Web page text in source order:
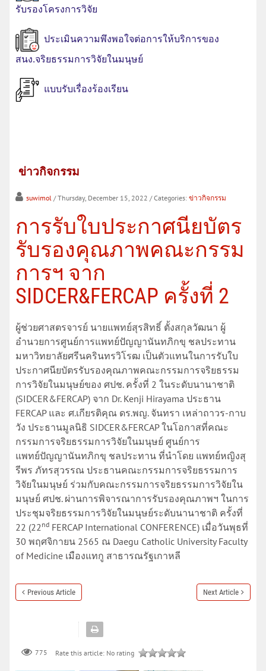
รับรองโครงการวิจัย
ประเมินความพึงพอใจต่อการให้บริการของ
สนง.จริยธรรมการวิจัยในมนุษย์
แบบรับเรื่องร้องเรียน
ข่าวกิจกรรม
suwimol / Thursday, December 15, 2022 / Categories: ข่าวกิจกรรม
การรับใบประกาศนียบัตร
รับรองคุณภาพคณะกรรม
การฯ จาก
SIDCER&FERCAP ครั้งที่ 2
ผู้ช่วยศาสตรจารย์ นายแพทย์สุรสิทธิ์ ตั้งสกุลวัฒนา ผู้
อำนวยการศูนย์การแพทย์ปัญญานันทภิกขุ ชลประทาน
มหาวิทยาลัยศรีนครินทรวิโรฒ เป็นตัวแทนในการรับใบ
ประกาศนียบัตรรับรองคุณภาพคณะกรรมการจริยธรรม
การวิจัยในมนุษย์ของ ศปช. ครั้งที่ 2 ในระดับนานาชาติ
(SIDCER&FERCAP) จาก Dr. Kenji Hirayama ประธาน
FERCAP และ ศ.เกียรติคุณ ดร.พญ. จันทรา เหล่าถาวร-กาบ
วัง ประธานมูลนิธิ SIDCER&FERCAP ในโอกาสที่คณะ
กรรมการจริยธรรมการวิจัยในมนุษย์ ศูนย์การ
แพทย์ปัญญานันทภิกขุ ชลประทาน ที่นำโดย แพทย์หญิงสุ
รีพร ภัทรสุวรรณ ประธานคณะกรรมการจริยธรรมการ
วิจัยในมนุษย์ ร่วมกับคณะกรรมการจริยธรรมการวิจัยใน
มนุษย์ ศปช. ผ่านการพิจารณาการรับรองคุณภาพฯ ในการ
ประชุมจริยธรรมการวิจัยในมนุษย์ระดับนานาชาติ ครั้งที่
22 (22 nd FERCAP International CONFERENCE) เมื่อวันพุธที่
30 พฤศจิกายน 2565 ณ Daegu Catholic University Faculty
of Medicine เมืองแทกู สาธารณรัฐเกาหลี
Previous Article Next Article
775 Rate this article: No rating